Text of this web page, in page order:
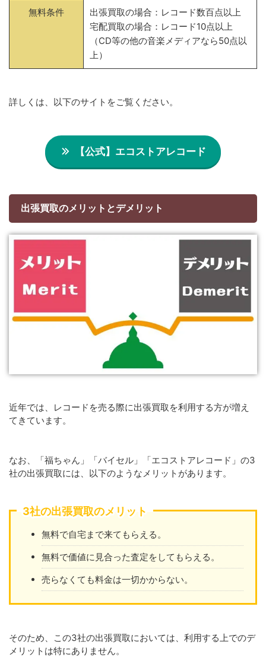
無料条件
出張買取の場合：レコード数百点以上
宅配買取の場合：レコード10点以上
（CD等の他の音楽メディアなら50点以
上）
詳しくは、以下のサイトをご覧ください。
【公式】エコストアレコード
出張買取のメリットとデメリット
近年では、レコードを売る際に出張買取を利用する方が増え
てきています。
なお、「福ちゃん」「バイセル」「エコストアレコード」の3
社の出張買取には、以下のようなメリットがあります。
3社の出張買取のメリット
無料で自宅まで来てもらえる。
無料で価値に見合った査定をしてもらえる。
売らなくても料金は一切かからない。
そのため、この3社の出張買取においては、利用する上でのデ
メリットは特にありません。